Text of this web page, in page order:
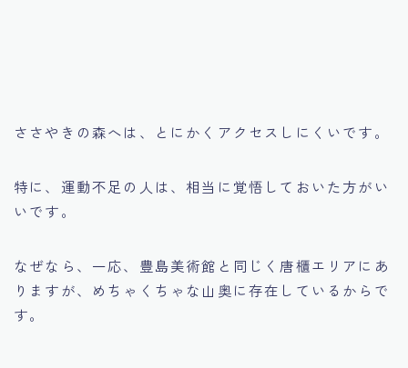
ささやきの森へは、とにかくアクセスしにくいです。
特に、運動不足の人は、相当に覚悟しておいた方がい
いです。
なぜなら、一応、豊島美術館と同じく唐櫃エリアにあ
りますが、めちゃくちゃな山奥に存在しているからで
す。